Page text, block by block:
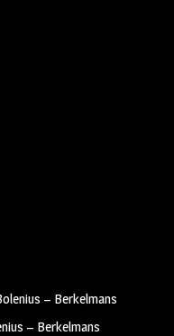
– Berkelmans
– Berkelmans